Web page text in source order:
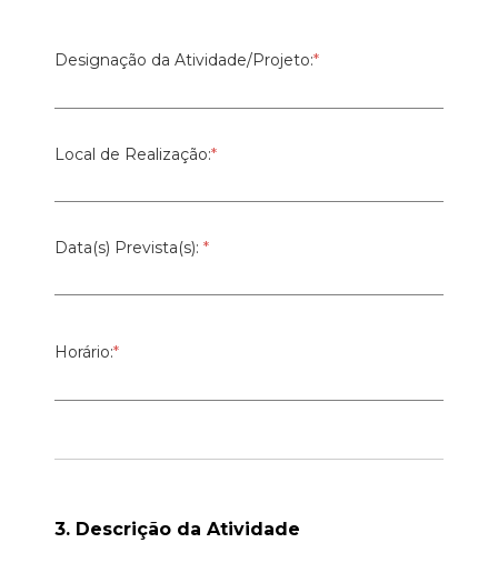
Designação da Atividade/Projeto:*
Local de Realização:*
Data(s) Prevista(s): *
Horário:*
3. Descrição da Atividade